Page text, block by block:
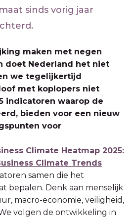
sinds vorig jaar
maken met negen
doet Nederland het niet
we tegelijkertijd
met koplopers niet
indicatoren waarop de
bieden voor een nieuw
voor
Climate Heatmap 2025:
Climate Trends
samen die het
bepalen. Denk aan menselijk
macro-economie, veiligheid,
volgen de ontwikkeling in